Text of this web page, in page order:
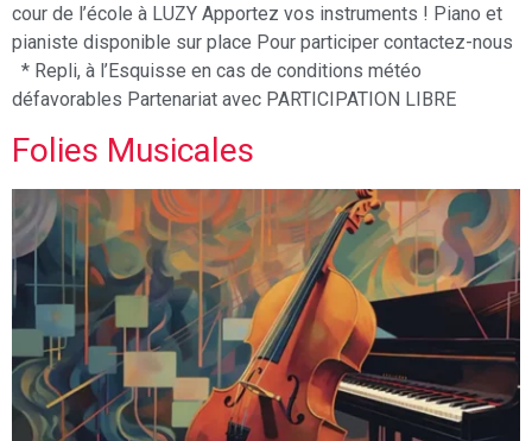
cour de l’école à LUZY Apportez vos instruments ! Piano et
pianiste disponible sur place Pour participer contactez-nous
* Repli, à l’Esquisse en cas de conditions météo
défavorables Partenariat avec PARTICIPATION LIBRE
Folies Musicales